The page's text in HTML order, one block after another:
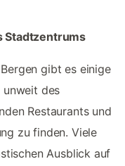
Stadtzentrums
gibt es einige
unweit des
Restaurants und
zu finden. Viele
Ausblick auf